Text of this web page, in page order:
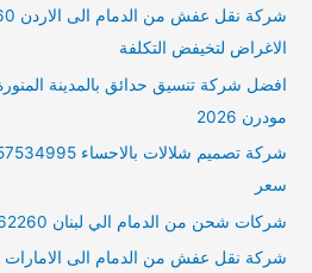
الاغراض لتخيفض التكلفة
مودرن 2026
سعر
شركات شحن من الدمام الي لبنان 0561162260